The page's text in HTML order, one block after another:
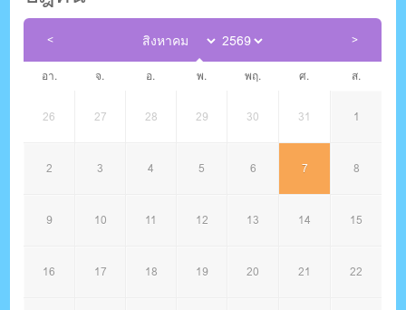
อา. จ. อ. พ. พฤ. ศ. ส.
26 27 28 29 30 31 1
2 3 4 5 6 7 8
9 10 11 12 13 14 15
16 17 18 19 20 21 22